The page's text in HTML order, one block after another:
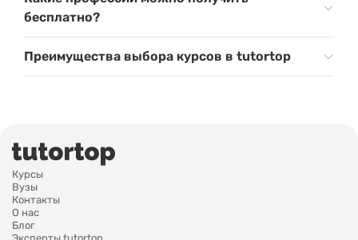
бесплатно?
Преимущества выбора курсов в tutortop
Курсы
Вузы
Контакты
О нас
Блог